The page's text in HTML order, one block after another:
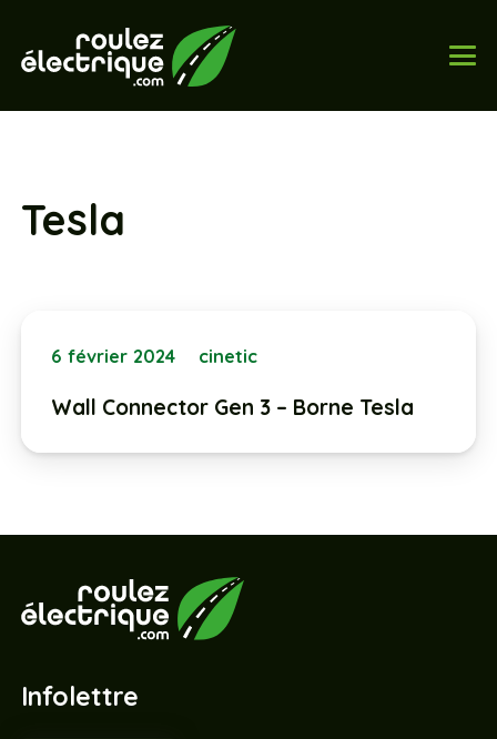
Tesla
6 février 2024 cinetic
Wall Connector Gen 3 – Borne Tesla
Infolettre